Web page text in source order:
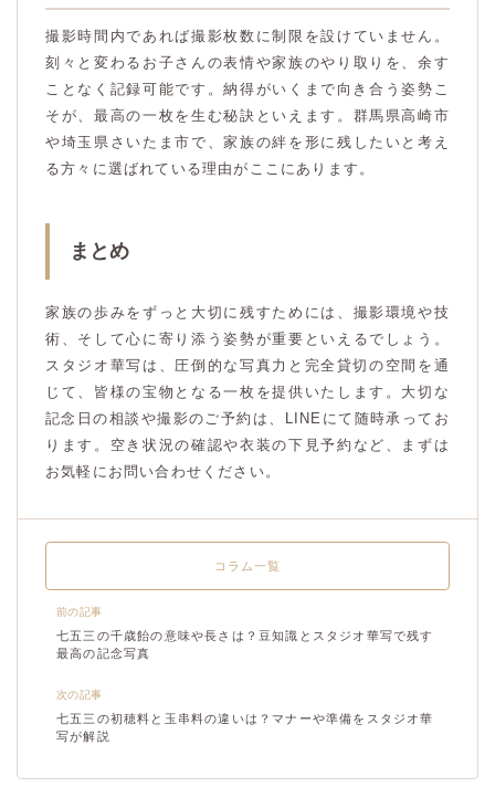
撮影時間内であれば撮影枚数に制限を設けていません。
刻々と変わるお子さんの表情や家族のやり取りを、余す
ことなく記録可能です。納得がいくまで向き合う姿勢こ
そが、最高の一枚を生む秘訣といえます。群馬県高崎市
や埼玉県さいたま市で、家族の絆を形に残したいと考え
る方々に選ばれている理由がここにあります。
まとめ
家族の歩みをずっと大切に残すためには、撮影環境や技
術、そして心に寄り添う姿勢が重要といえるでしょう。
スタジオ華写は、圧倒的な写真力と完全貸切の空間を通
じて、皆様の宝物となる一枚を提供いたします。大切な
記念日の相談や撮影のご予約は、LINEにて随時承ってお
ります。空き状況の確認や衣装の下見予約など、まずは
お気軽にお問い合わせください。
前の記事
七五三の千歳飴の意味や長さは？豆知識とスタジオ華写で残す
最高の記念写真
コラム一覧
次の記事
七五三の初穂料と玉串料の違いは？マナーや準備をスタジオ華
写が解説